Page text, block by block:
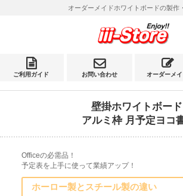
オーダーメイドホワイトボードの製作
ご利用ガイド お問い合わせ オーダーメイ
壁掛ホワイトボード
アルミ枠 月予定ヨコ
Officeの必需品！
予定表を上手に使って業績アップ！
ホーロー製とスチール製の違い